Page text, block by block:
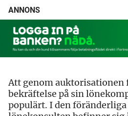
ANNONS
Att genom auktorisationen
bekräftelse på sin
populärt. I den